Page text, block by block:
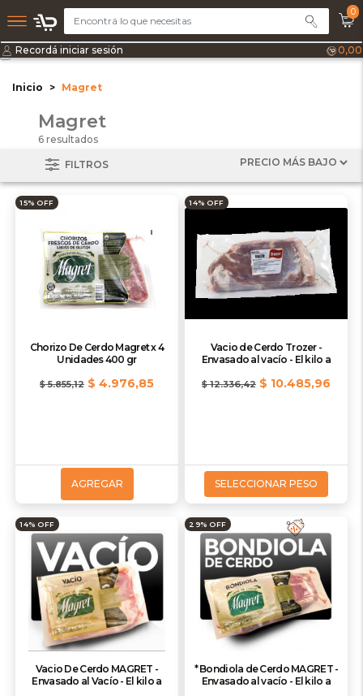
0
Recordá iniciar sesión 0,00
Inicio Magret
Magret
6 resultados
FILTROS
15% OFF
Chorizo De Cerdo Magret x 4
Unidades 400 gr
$ 5.855,12 $ 4.976,85
AGREGAR
14% OFF
Vacio de Cerdo Trozer -
Envasado al vacío - El kilo a
$ 12.336,42 $ 10.485,96
SELECCIONAR PESO
14% OFF
Vacio De Cerdo MAGRET -
Envasado al Vacío - El kilo a
29% OFF
* Bondiola de Cerdo MAGRET -
Envasado al vacío - El kilo a